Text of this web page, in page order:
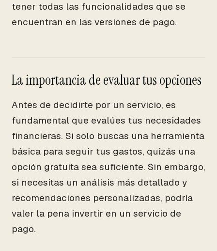
tener todas las funcionalidades que se
encuentran en las versiones de pago.
La importancia de evaluar tus opciones
Antes de decidirte por un servicio, es
fundamental que evalúes tus necesidades
financieras. Si solo buscas una herramienta
básica para seguir tus gastos, quizás una
opción gratuita sea suficiente. Sin embargo,
si necesitas un análisis más detallado y
recomendaciones personalizadas, podría
valer la pena invertir en un servicio de
pago.